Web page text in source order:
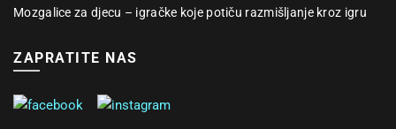
Mozgalice za djecu – igračke koje potiču razmišljanje kroz igru
ZAPRATITE NAS